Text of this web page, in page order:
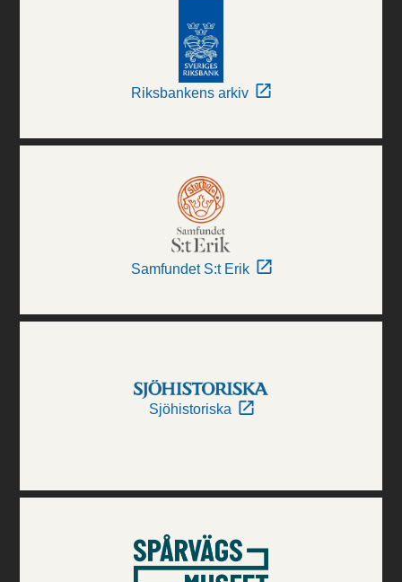
Riksbankens arkiv
Samfundet S:t Erik
Sjöhistoriska